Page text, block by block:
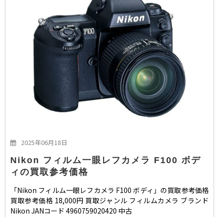
2025年06月18日
Nikon フィルム一眼レフカメラ F100 ボデ
ィの買取参考価格
「Nikon フィルム一眼レフカメラ F100 ボディ」の買取参考価格
買取参考価格 18,000円 買取ジャンル フィルムカメラ ブランド
Nikon JANコード 4960759020420 中古